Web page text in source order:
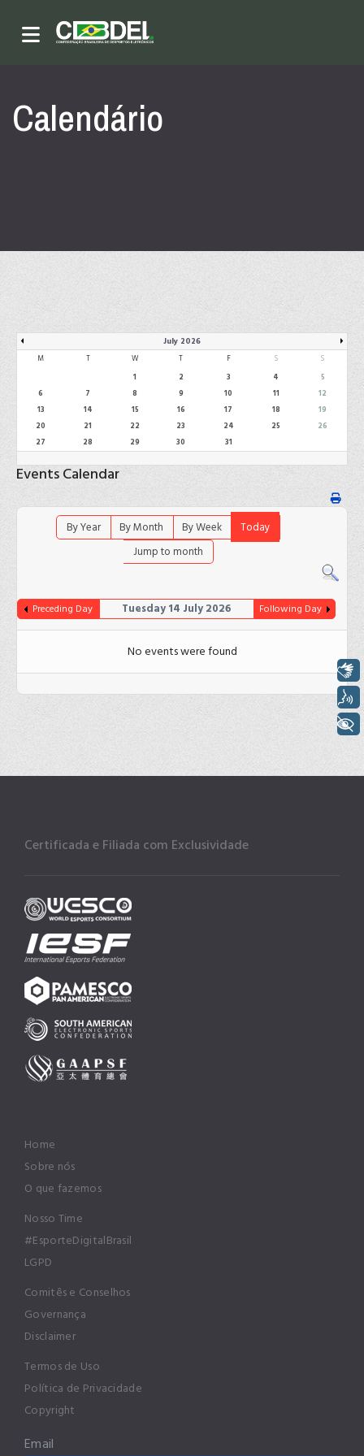
Calendário
July 2026
M T W T F S
S
1
2 3 4
5
6
7 8 9 10 11
12
13
14 15 16 17 18
19
20
21 22 23 24 25
26
27
28 29 30 31
Events Calendar
By Year By Month By Week
Today
Jump to month
Preceding Day Tuesday 14 July 2026 Following Day
No events were found
Certificada e Filiada com Exclusividade
Home
Sobre nós
O que fazemos
Nosso Time
#EsporteDigitalBrasil
LGPD
Comitês e Conselhos
Governança
Disclaimer
Termos de Uso
Política de Privacidade
Copyright
Libras
Voz
+ Acessibilidade